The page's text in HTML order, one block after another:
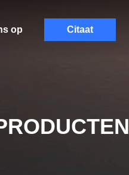
op Citaat